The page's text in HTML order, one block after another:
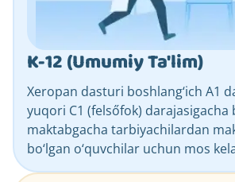
K-12 (Umumiy Ta'lim)
Xeropan dasturi boshlang‘ich A1
yuqori C1 (felsőfok) darajasigacha
maktabgacha tarbiyachilardan
bo‘lgan o‘quvchilar uchun mos